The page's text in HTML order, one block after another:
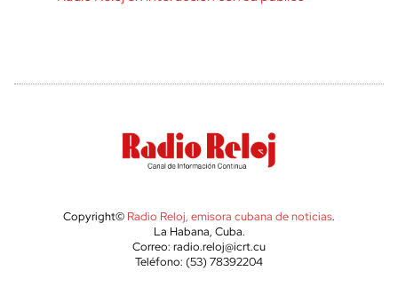
Copyright© Radio Reloj, emisora cubana de noticias.
La Habana, Cuba.
Correo: radio.reloj@icrt.cu
Teléfono: (53) 78392204